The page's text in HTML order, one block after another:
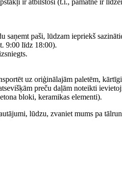
paši, lūdzam iepriekš
9:00 līdz 18:00).
uz oriģinālajām paletēm,
preču daļām noteikti
bloki, keramikas elementi).
lūdzu, zvaniet mums pa